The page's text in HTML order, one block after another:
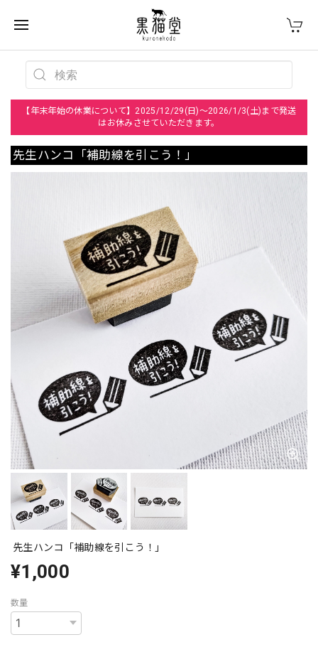
【年末年始の休業について】2025/12/29(日)～2026/1/3(土)まで発送
はお休みさせていただきます。
先生ハンコ「補助線を引こう！」
先生ハンコ「補助線を引こう！」
¥1,000
数量